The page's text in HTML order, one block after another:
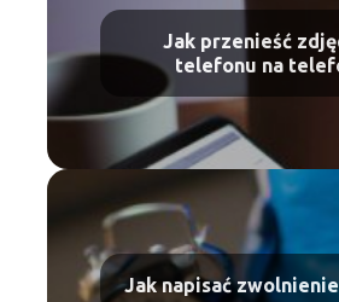
Jak przenieść
telefonu na
Jak napisać